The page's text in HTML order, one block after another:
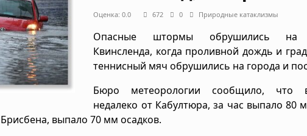
Оценка: 0.0 672 0 Природные катаклизмы
Опасные штормы обрушились на
Квинсленда, когда проливной дождь и
теннисный мяч обрушились на города и
Бюро метеорологии сообщило, что
недалеко от Кабултюра, за час выпало 80
выпало 70 мм осадков.